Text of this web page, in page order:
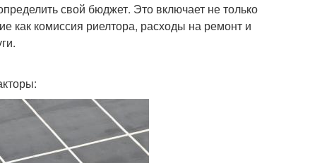
свой бюджет. Это включает не только
как комиссия риелтора, расходы на ремонт и